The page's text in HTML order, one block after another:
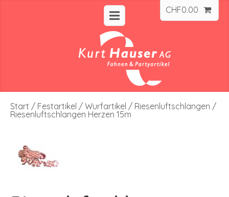
CHF0.00
Start / Festartikel / Wurfartikel / Riesenluftschlangen /
Riesenluftschlangen Herzen 15m